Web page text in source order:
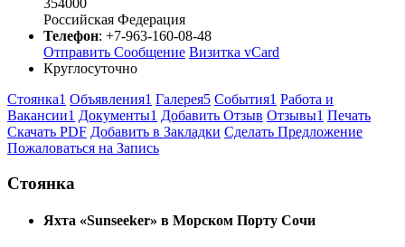
354000
Российская Федерация
Телефон: +7-963-160-08-48
Отправить Сообщение Визитка vCard
Круглосуточно
Стоянка1 Объявления1 Галерея5 События1 Работа и
Вакансии1 Документы1 Добавить Отзыв Отзывы1 Печать
Скачать PDF Добавить в Закладки Сделать Предложение
Пожаловаться на Запись
Стоянка
Яхта «Sunseeker» в Морском Порту Сочи